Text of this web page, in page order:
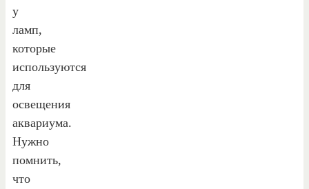
у
ламп,
которые
используются
для
освещения
аквариума.
Нужно
помнить,
что